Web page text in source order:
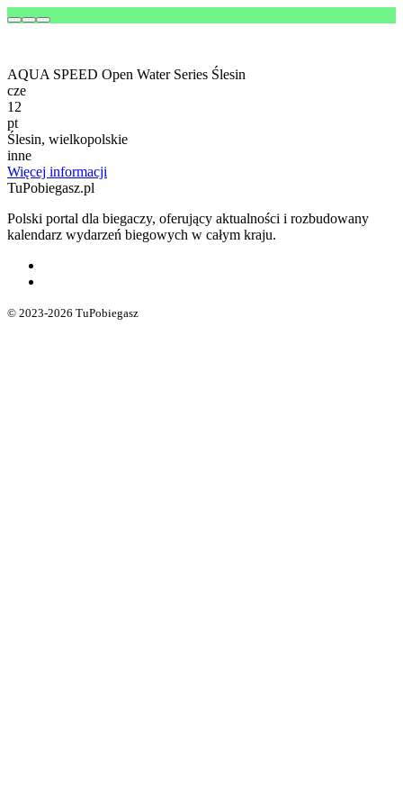
AQUA SPEED Open Water Series Ślesin
cze
12
pt
Ślesin, wielkopolskie
inne
Więcej informacji
TuPobiegasz.pl
Polski portal dla biegaczy, oferujący aktualności i rozbudowany
kalendarz wydarzeń biegowych w całym kraju.
© 2023-2026 TuPobiegasz